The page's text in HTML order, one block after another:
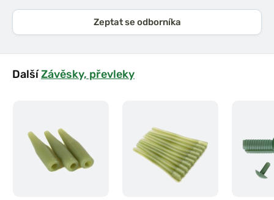
Zeptat se odborníka
DalšíZávěsky, převleky